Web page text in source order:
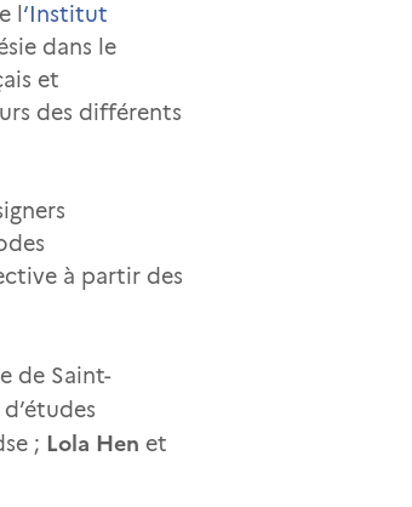
l ‘Institut
dans le
et
des différents
à partir des
de Saint-
; Lola Hen et